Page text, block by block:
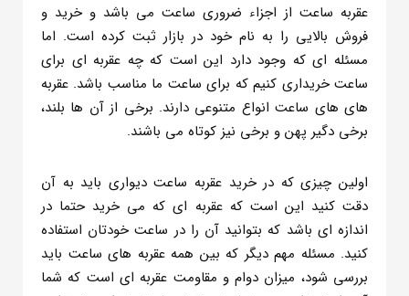
عقربه ساعت از اجزاء ضروری ساعت می باشد و خرید و
فروش بالایی را به نام خود در بازار ثبت کرده است. اما
مسئله ای که وجود دارد این است که چه عقربه ای برای
ساعت خریداری کنیم که برای ساعت ما مناسب باشد. عقربه
های های ساعت انواع متنوعی دارند. برخی از آن ها بلند،
برخی دگیر پهن و برخی نیز کوتاه می باشند.
اولین چیزی که در خرید عقربه ساعت دیواری باید به آن
دقت کنید این است که عقربه ای که می خرید حتما در
اندازه ای باشد که بتوانید آن را در ساعت خودتان استفاده
کنید. مسئله مهم دیگر که بین همه عقربه های ساعت باید
بررسی شود، میزان دوام و مقاومت عقربه ای است که شما